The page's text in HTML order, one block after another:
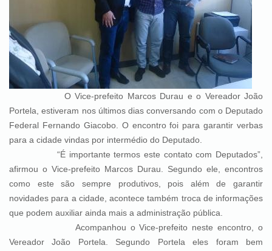
O Vice-prefeito Marcos Durau e o Vereador João
Portela, estiveram nos últimos dias conversando com o Deputado
Federal Fernando Giacobo. O encontro foi para garantir verbas
para a cidade vindas por intermédio do Deputado.
“É importante termos este contato com Deputados”,
afirmou o Vice-prefeito Marcos Durau. Segundo ele, encontros
como este são sempre produtivos, pois além de garantir
novidades para a cidade, acontece também troca de informações
que podem auxiliar ainda mais a administração pública.
Acompanhou o Vice-prefeito neste encontro, o
Vereador João Portela. Segundo Portela eles foram bem